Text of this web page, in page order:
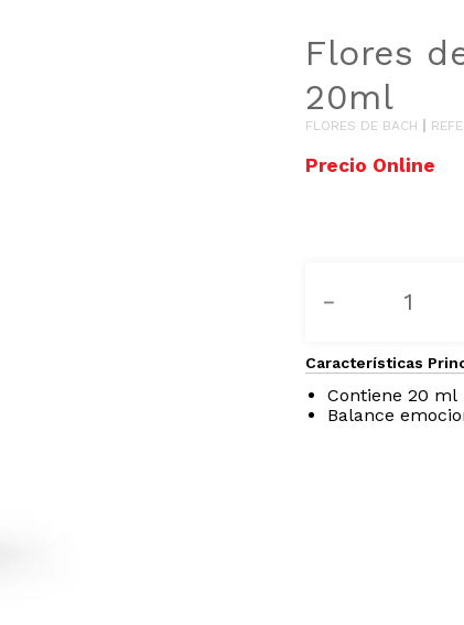
Flores
20ml
FLORES DE BACH
－
Características
Contiene 20 ml
Balance